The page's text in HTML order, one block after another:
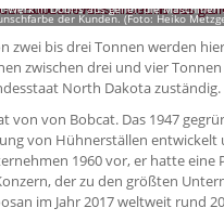
in Dobris aus gehen die Maschinen
der Kunden. (Foto: Heiko
zwei bis drei Tonnen werden
zwischen drei und vier
North Dakota zuständig.
von von Bobcat. Das 1947
von Hühnerställen ent­wickelt
1960 vor, er hatte eine
der zu den größten
im Jahr 2017 weltweit rund